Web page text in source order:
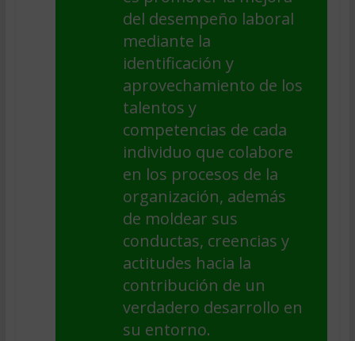
del desempeño laboral
mediante la
identificación y
aprovechamiento de los
talentos y
competencias de cada
individuo que colabore
en los procesos de la
organización, además
de moldear sus
conductas, creencias y
actitudes hacia la
contribución de un
verdadero desarrollo en
su entorno.